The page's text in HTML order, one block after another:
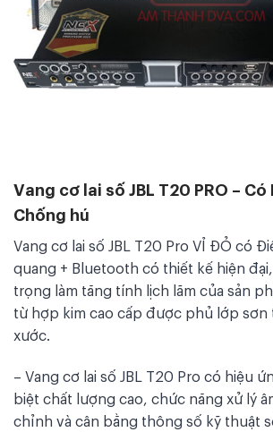
Vang cơ lai số JBL T20 PRO – Có
Chống hú
Vang cơ lai số JBL T20 Pro VỈ ĐỎ có
quang + Bluetooth có thiết kế hiện
trọng làm tăng tính lịch lãm của sản
từ hợp kim cao cấp được phủ lớp
xước.
– Vang cơ lai số JBL T20 Pro có hiệu
biệt chất lượng cao, chức năng xử lý
chỉnh và cân bằng thông số kỹ thuật